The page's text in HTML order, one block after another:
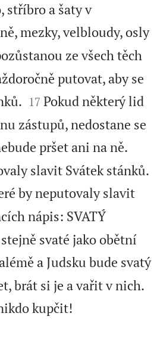
stříbro a šaty v
mezky, velbloudy, osly
ze všech těch
putovat, aby se

17 Pokud některý lid
zástupů, nedostane se
pršet ani na ně.
slavit Svátek stánků.
by neputovaly slavit
nápis: SVATÝ
svaté jako obětní
a Judsku bude svatý
brát si je a vařit v nich.
kupčit!